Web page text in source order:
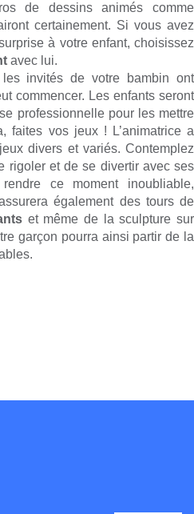
de dessins animés comme
certainement. Si vous avez
à votre enfant, choisissez
avec lui.
invités de votre bambin ont
commencer. Les enfants seront
professionnelle pour les mettre
faites vos jeux ! L’animatrice a
divers et variés. Contemplez
rigoler et de se divertir avec ses
ce moment inoubliable,
également des tours de
et même de la sculpture sur
garçon pourra ainsi partir de la